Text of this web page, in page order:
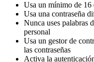
Usa un mínimo de 16
Usa una contraseña
Nunca uses palabras
personal
Usa un gestor de
las contraseñas
Activa la